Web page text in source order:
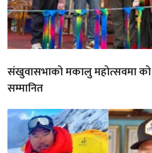
संखुवासभाको मकालु महोत्सवमा
सम्मानित